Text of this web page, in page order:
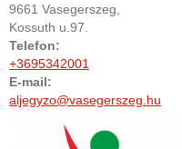
9661 Vasegerszeg,
Kossuth u.97.
Telefon:
+3695342001
E-mail:
aljegyzo@vasegerszeg.hu